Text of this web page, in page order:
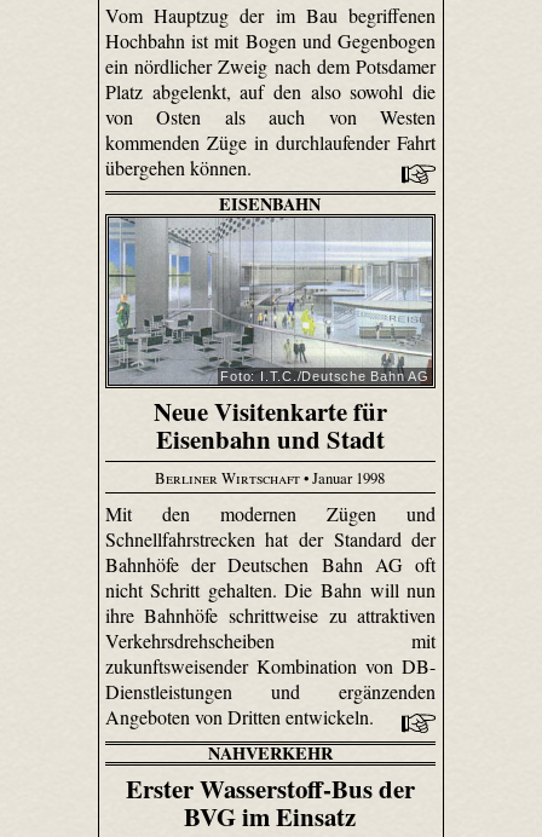
Vom Hauptzug der im Bau begriffenen
Hochbahn ist mit Bogen und Gegenbogen
ein nördlicher Zweig nach dem Potsdamer
Platz abgelenkt, auf den also sowohl die
von Osten als auch von Westen
kommenden Züge in durchlaufender Fahrt
übergehen können.
EISENBAHN
Foto: I.T.C./Deutsche Bahn AG
Neue Visitenkarte für
Eisenbahn und Stadt
Berliner Wirtschaft• Januar 1998
Mit den modernen Zügen und
Schnellfahrstrecken hat der Standard der
Bahnhöfe der Deutschen Bahn AG oft
nicht Schritt gehalten. Die Bahn will nun
ihre Bahnhöfe schrittweise zu attraktiven
Verkehrsdrehscheiben mit
zukunftsweisender Kombination von DB-
Dienstleistungen und ergänzenden
Angeboten von Dritten entwickeln.
NAHVERKEHR
Erster Wasserstoff-Bus der
BVG im Einsatz